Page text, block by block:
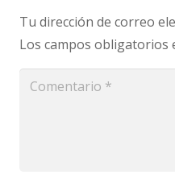
Tu dirección de correo
Los campos obligatorios